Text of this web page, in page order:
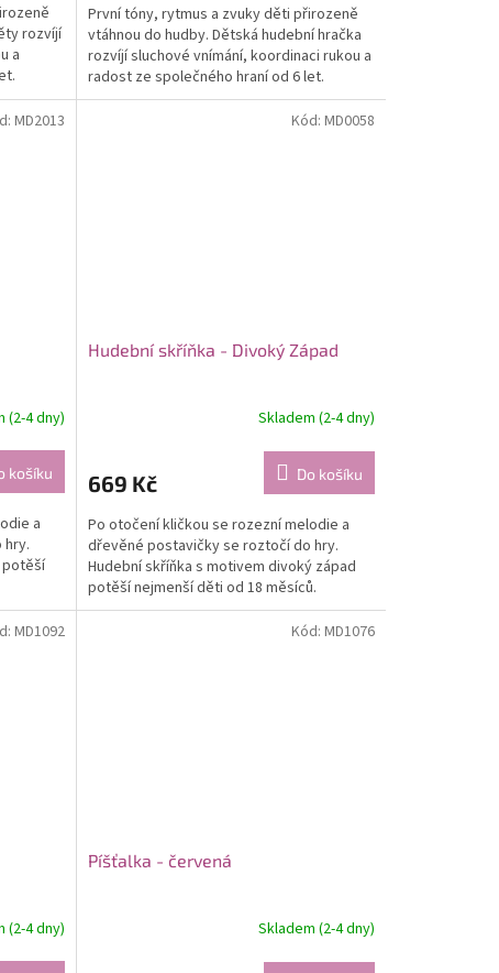
rozvíjí
a
První tóny, rytmus a zvuky děti přirozeně
vtáhnou do hudby. Dětská hudební hračka
rozvíjí sluchové vnímání, koordinaci rukou a
radost ze společného hraní od 6 let.
(2-4 dny)
košíku
a
potěší
MD2013
Hudební skříňka - Divoký Západ
Skladem (2-4 dny)
669 Kč Do košíku
Po otočení kličkou se rozezní melodie a
dřevěné postavičky se roztočí do hry.
Hudební skříňka s motivem divoký západ
potěší nejmenší děti od 18 měsíců.
Kód: MD0058
(2-4 dny)
MD1092
Píšťalka - červená
Skladem (2-4 dny)
Kód: MD1076